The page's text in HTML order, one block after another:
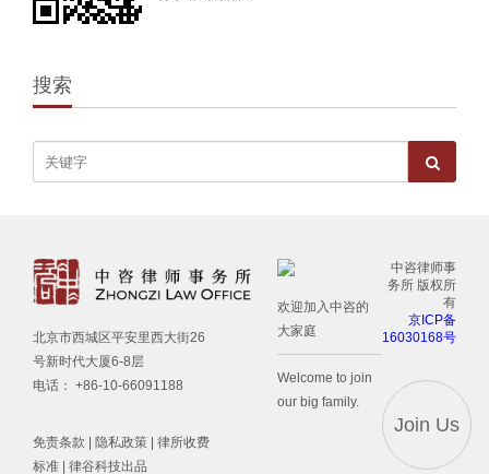
搜索
北京市西城区平安里西大街26
号新时代大厦6-8层
电话： +86-10-66091188
免责条款 隐私政策
律所收费
标准 | 律谷科技出品
欢迎加入中咨的
大家庭
Welcome to join
our big family.
中咨律师事
务所 版权所
有
京ICP备
16030168号
Join Us